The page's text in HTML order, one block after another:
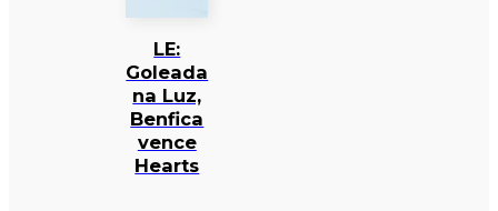
LE:
Goleada
na Luz,
Benfica
vence
Hearts